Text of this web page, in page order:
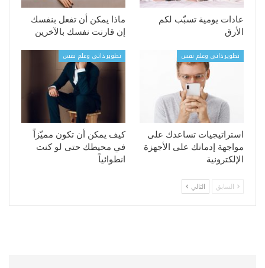
عادات يومية تسبّب لكم
الأرق
ماذا يمكن أن تفعل بنفسك
إن قارنت نفسك بالآخرين
تطوير ذاتي وعلم نفس
استراتيجيات تساعدك على
مواجهة إدمانك على الأجهزة
الإلكترونية
تطوير ذاتي وعلم نفس
كيف يمكن أن تكون مميّزاً
في محيطك حتى لو كنت
انطوائياً
السابق التالي